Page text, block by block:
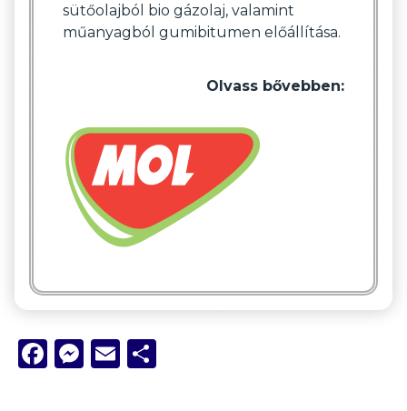
sütőolajból bio gázolaj, valamint
műanyagból gumibitumen előállítása.
Olvass bővebben:
Facebook
Messenger
Email